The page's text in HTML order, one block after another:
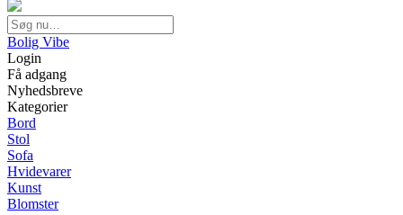
Bolig Vibe
Login
Få adgang
Nyhedsbreve
Kategorier
Bord
Stol
Sofa
Hvidevarer
Kunst
Blomster